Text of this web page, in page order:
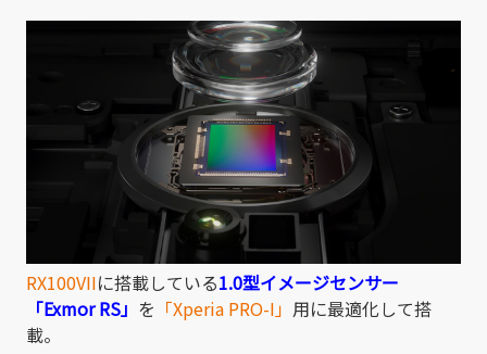
RX100VIIに搭載している1.0型イメージセンサー
「Exmor RS」 を 「Xperia PRO-I」 用に最適化して搭
載。